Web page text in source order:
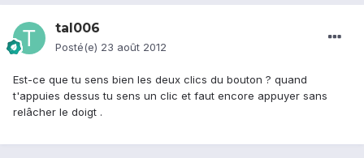
tal006
Posté(e) 23 août 2012
Est-ce que tu sens bien les deux clics du bouton ? quand
t'appuies dessus tu sens un clic et faut encore appuyer sans
relâcher le doigt .